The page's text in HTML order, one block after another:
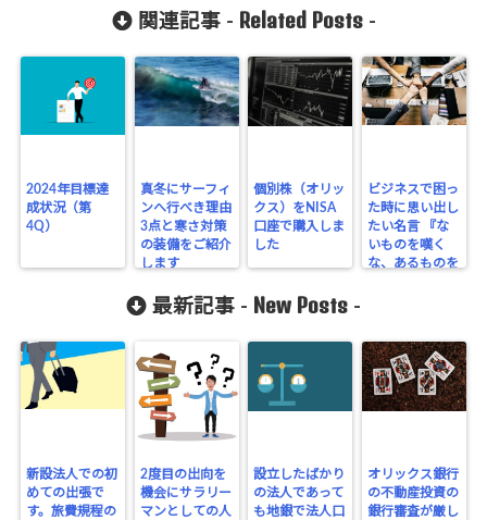
関連記事 - Related Posts-
2024年目標達
成状況（第
4Q）
真冬にサーフィ
ンへ行べき理由
3点と寒さ対策
の装備をご紹介
します
個別株（オリッ
クス）をNISA
口座で購入しま
した
ビジネスで困っ
た時に思い出し
たい名言 『な
いものを嘆く
な、あるものを
最新記事 - New Posts -
新設法人での初
めての出張で
す。旅費規程の
2度目の出向を
機会にサラリー
マンとしての人
設立したばかり
の法人であって
も地銀で法人口
オリックス銀行
の不動産投資の
銀行審査が厳し